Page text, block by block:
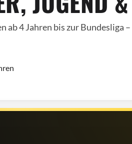
ab 4 Jahren bis zur Bundesliga